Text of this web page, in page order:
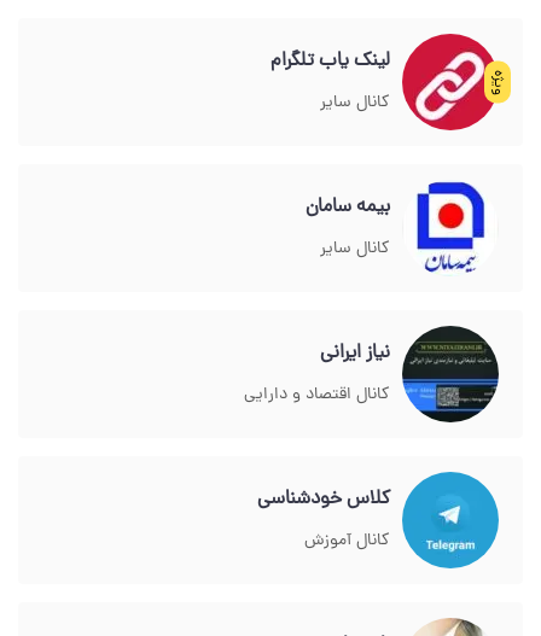
ویژه
لینک یاب تلگرام
کانال سایر
بیمه سامان
کانال سایر
نیاز ایرانی
کانال اقتصاد و دارایی
کلاس خودشناسی
کانال آموزش